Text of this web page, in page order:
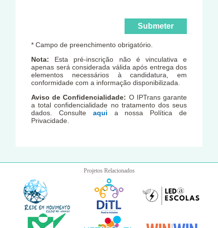
* Campo de preenchimento obrigatório.
Nota: Esta pré-inscrição não é vinculativa e
apenas será considerada válida após entrega dos
elementos necessários à candidatura, em
conformidade com a informação disponibilizada.
Aviso de Confidencialidade: O IPTrans garante
a total confidencialidade no tratamento dos seus
dados. Consulte aqui a nossa Política de
Privacidade.
Projetos Relacionados